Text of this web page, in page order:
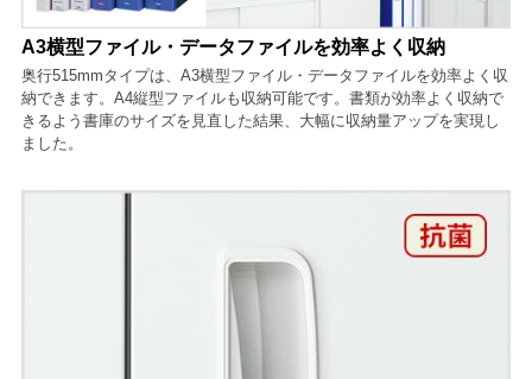
A3横型ファイル・データファイルを効率よく収納
奥行515mmタイプは、A3横型ファイル・データファイルを効率よく収
納できます。A4縦型ファイルも収納可能です。書類が効率よく収納で
きるよう書庫のサイズを見直した結果、大幅に収納量アップを実現し
ました。